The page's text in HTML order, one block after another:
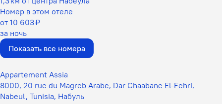
Номер в этом отеле
от 10 603 ₽
за ночь
Показать все номера
Appartement Assia
8000, 20 rue du Magreb Arabe, Dar Chaabane El-Fehri,
Nabeul, Tunisia, Набуль